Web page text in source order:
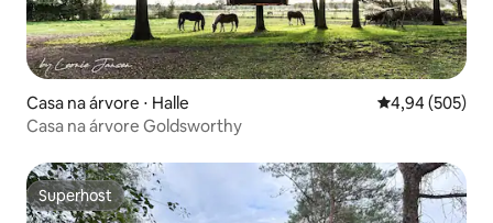
Casa na árvore ⋅ Halle 4,94 de uma
4,94 (505)
Casa na árvore Goldsworthy
Superhost
Superhost